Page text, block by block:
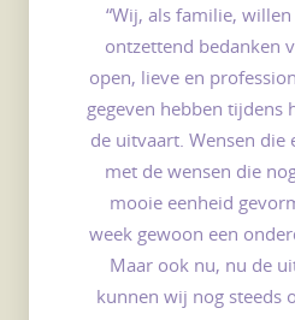
“Wij, als familie,
ontzettend bedanken
open, lieve en
gegeven hebben tijdens
de uitvaart. Wensen die
met de wensen die
mooie eenheid
week gewoon een
Maar ook nu, nu de
kunnen wij nog steeds